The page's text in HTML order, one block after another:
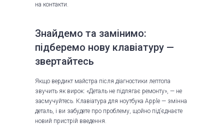
на контакти.
Знайдемо та замінимо:
підберемо нову клавіатуру —
звертайтесь
Якщо вердикт майстра після діагностики лептопа
звучить як вирок: «Деталь не підлягає ремонту», — не
засмучуйтесь. Клавіатура для ноутбука Apple — змінна
деталь, і ви забудете про проблему, щойно під’єднаєте
новий пристрій введення.